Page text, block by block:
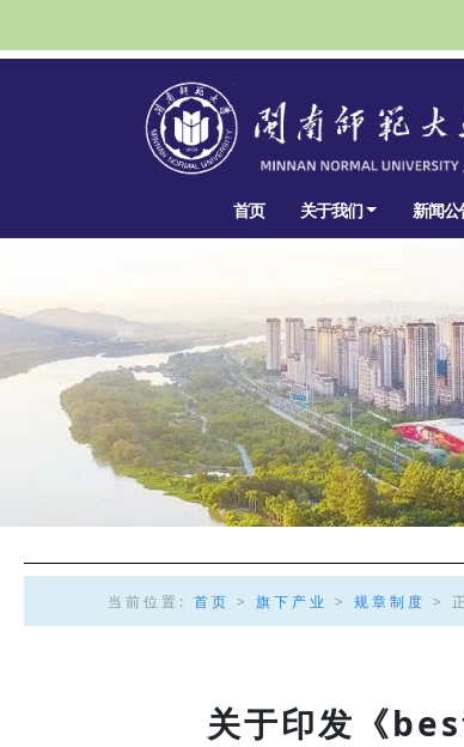
首页 关于我们 新闻公
当前位置: 首页 > 旗下产业 > 规章制度 >
关于印发《